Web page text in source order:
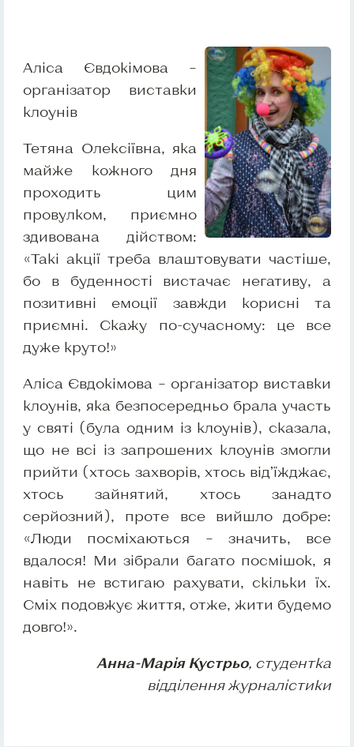
Аліса Євдокімова –
організатор виставки
клоунів
Тетяна Олексіївна, яка
майже кожного дня
проходить цим
провулком, приємно
здивована дійством:
«Такі акції треба влаштовувати частіше,
бо в буденності вистачає негативу, а
позитивні емоції завжди корисні та
приємні. Скажу по-сучасному: це все
дуже круто!»
Аліса Євдокімова – організатор виставки
клоунів, яка безпосередньо брала участь
у святі (була одним із клоунів), сказала,
що не всі із запрошених клоунів змогли
прийти (хтось захворів, хтось від’їжджає,
хтось зайнятий, хтось занадто
серйозний), проте все вийшло добре:
«Люди посміхаються – значить, все
вдалося! Ми зібрали багато посмішок, я
навіть не встигаю рахувати, скільки їх.
Сміх подовжує життя, отже, жити будемо
довго!».
Анна-Марія Кустрьо, студентка
відділення журналістики